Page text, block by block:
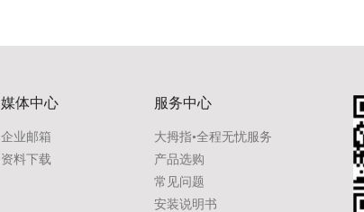
媒体中心
企业邮箱
资料下载
服务中心
大拇指•全程无忧服务
产品选购
常见问题
安装说明书